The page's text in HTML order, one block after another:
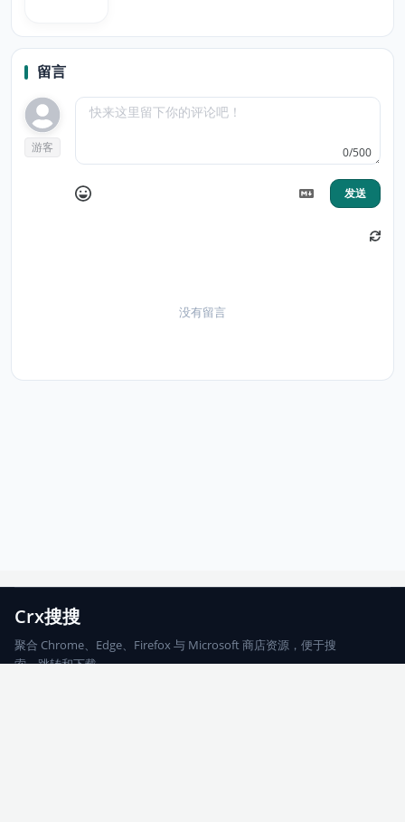
留言
游客 0/500
发送
没有留言
Crx搜搜
聚合 Chrome、Edge、Firefox 与 Microsoft 商店资源，便于搜
索、跳转和下载。